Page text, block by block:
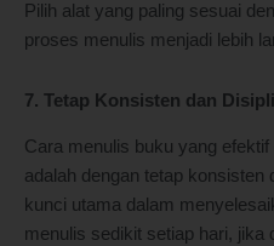
Pilih alat yang paling sesuai
proses menulis menjadi lebih
7. Tetap Konsisten dan
Cara menulis buku yang
adalah dengan tetap konsisten
kunci utama dalam
menulis sedikit setiap hari, jika